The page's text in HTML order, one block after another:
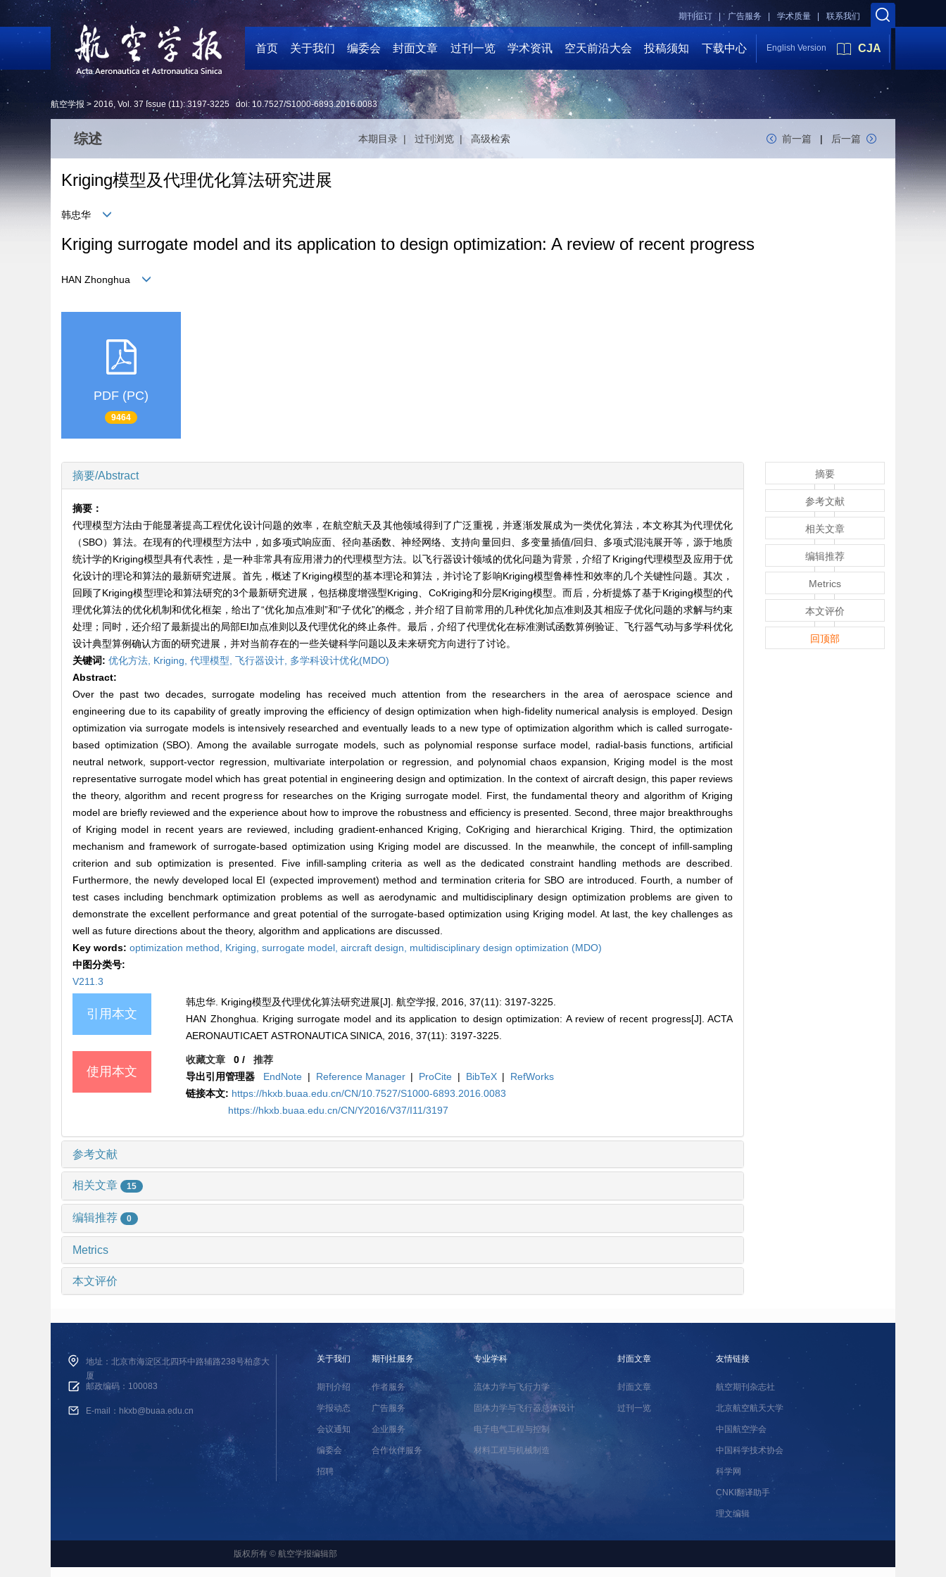
联系我们
学术质量 |
广告服务 |
期刊征订 |
首页 关于我们 编委会 封面文章 过刊一览 学术资讯 空天前沿大会 投稿须知 下载中心 English Version CJA
航空学报 > 2016, Vol. 37 Issue (11): 3197-3225 doi: 10.7527/S1000-6893.2016.0083
综述 本期目录 | 过刊浏览 | 高级检索 前一篇 | 后一篇
Kriging模型及代理优化算法研究进展
韩忠华
Kriging surrogate model and its application to design optimization: A review of recent progress
HAN Zhonghua
PDF (PC)
9464
摘要/Abstract
摘要：
代理模型方法由于能显著提高工程优化设计问题的效率，在航空航天及其他领域得到了广泛重视，并逐渐发展成为一类优化算法，本文称其为代理优化
（SBO）算法。在现有的代理模型方法中，如多项式响应面、径向基函数、神经网络、支持向量回归、多变量插值/回归、多项式混沌展开等，源于地质
统计学的Kriging模型具有代表性，是一种非常具有应用潜力的代理模型方法。以飞行器设计领域的优化问题为背景，介绍了Kriging代理模型及应用于优
化设计的理论和算法的最新研究进展。首先，概述了Kriging模型的基本理论和算法，并讨论了影响Kriging模型鲁棒性和效率的几个关键性问题。其次，
回顾了Kriging模型理论和算法研究的3个最新研究进展，包括梯度增强型Kriging、CoKriging和分层Kriging模型。而后，分析提炼了基于Kriging模型的代
理优化算法的优化机制和优化框架，给出了“优化加点准则”和“子优化”的概念，并介绍了目前常用的几种优化加点准则及其相应子优化问题的求解与约束
处理；同时，还介绍了最新提出的局部EI加点准则以及代理优化的终止条件。最后，介绍了代理优化在标准测试函数算例验证、飞行器气动与多学科优化
设计典型算例确认方面的研究进展，并对当前存在的一些关键科学问题以及未来研究方向进行了讨论。
关键词: 优化方法, Kriging, 代理模型, 飞行器设计, 多学科设计优化(MDO)
Abstract:
Over the past two decades, surrogate modeling has received much attention from the researchers in the area of aerospace science and
engineering due to its capability of greatly improving the efficiency of design optimization when high-fidelity numerical analysis is employed. Design
optimization via surrogate models is intensively researched and eventually leads to a new type of optimization algorithm which is called surrogate-
based optimization (SBO). Among the available surrogate models, such as polynomial response surface model, radial-basis functions, artificial
neutral network, support-vector regression, multivariate interpolation or regression, and polynomial chaos expansion, Kriging model is the most
representative surrogate model which has great potential in engineering design and optimization. In the context of aircraft design, this paper reviews
the theory, algorithm and recent progress for researches on the Kriging surrogate model. First, the fundamental theory and algorithm of Kriging
model are briefly reviewed and the experience about how to improve the robustness and efficiency is presented. Second, three major breakthroughs
of Kriging model in recent years are reviewed, including gradient-enhanced Kriging, CoKriging and hierarchical Kriging. Third, the optimization
mechanism and framework of surrogate-based optimization using Kriging model are discussed. In the meanwhile, the concept of infill-sampling
criterion and sub optimization is presented. Five infill-sampling criteria as well as the dedicated constraint handling methods are described.
Furthermore, the newly developed local EI (expected improvement) method and termination criteria for SBO are introduced. Fourth, a number of
test cases including benchmark optimization problems as well as aerodynamic and multidisciplinary design optimization problems are given to
demonstrate the excellent performance and great potential of the surrogate-based optimization using Kriging model. At last, the key challenges as
well as future directions about the theory, algorithm and applications are discussed.
Key words: optimization method, Kriging, surrogate model, aircraft design, multidisciplinary design optimization (MDO)
中图分类号:
V211.3
引用本文
韩忠华. Kriging模型及代理优化算法研究进展[J]. 航空学报, 2016, 37(11): 3197-3225.
HAN Zhonghua. Kriging surrogate model and its application to design optimization: A review of recent progress[J]. ACTA
AERONAUTICAET ASTRONAUTICA SINICA, 2016, 37(11): 3197-3225.
使用本文
收藏文章 0 /推荐
导出引用管理器
EndNote | Reference Manager | ProCite | BibTeX |
RefWorks
链接本文: https://hkxb.buaa.edu.cn/CN/10.7527/S1000-6893.2016.0083
https://hkxb.buaa.edu.cn/CN/Y2016/V37/I11/3197
参考文献
相关文章 15
编辑推荐 0
Metrics
本文评价
摘要
参考文献
相关文章
编辑推荐
Metrics
本文评价
回顶部
地址：北京市海淀区北四环中路辅路238号柏彦大
厦
邮政编码：100083
E-mail：hkxb@buaa.edu.cn
关于我们
期刊介绍
学报动态
会议通知
编委会
招聘
期刊社服务
作者服务
广告服务
企业服务
合作伙伴服务
专业学科
流体力学与飞行力学
固体力学与飞行器总体设计
电子电气工程与控制
材料工程与机械制造
封面文章
封面文章
过刊一览
友情链接
航空期刊杂志社
北京航空航天大学
中国航空学会
中国科学技术协会
科学网
CNKI翻译助手
理文编辑
版权所有 © 航空学报编辑部